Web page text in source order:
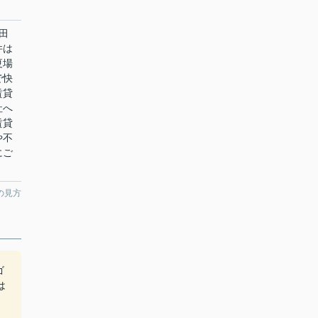
は
場
快
貸
へ
貸
不
ご
見方